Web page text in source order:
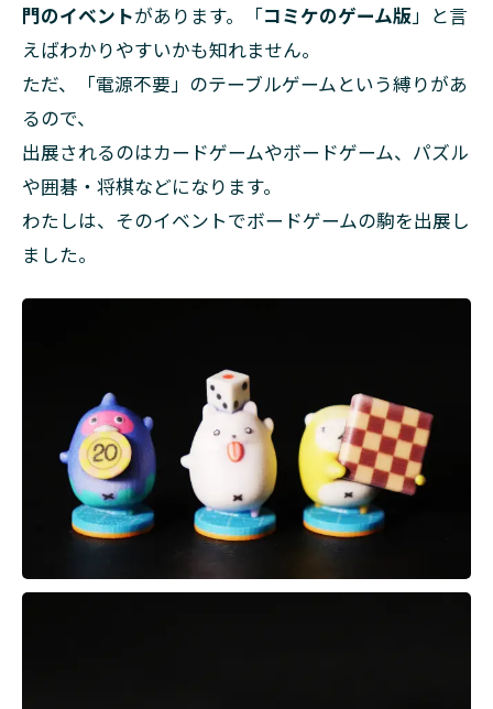
門のイベントがあります。「コミケのゲーム版」と言
えばわかりやすいかも知れません。
ただ、「電源不要」のテーブルゲームという縛りがあ
るので、
出展されるのはカードゲームやボードゲーム、パズル
や囲碁・将棋などになります。
わたしは、そのイベントでボードゲームの駒を出展し
ました。